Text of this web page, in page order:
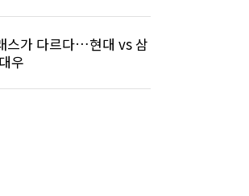
스가 다르다…현대 vs 삼
우